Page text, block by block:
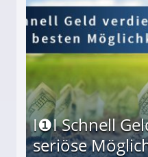
I❶I Schnell
seriöse